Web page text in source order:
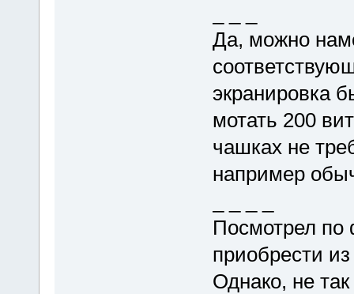
Да, можно
экранировка
мотать 200
чашках не
например
Посмотрел по
приобрести
Однако, не